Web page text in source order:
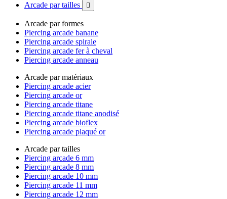
Arcade par tailles 
Arcade par formes
Piercing arcade banane
Piercing arcade spirale
Piercing arcade fer à cheval
Piercing arcade anneau
Arcade par matériaux
Piercing arcade acier
Piercing arcade or
Piercing arcade titane
Piercing arcade titane anodisé
Piercing arcade bioflex
Piercing arcade plaqué or
Arcade par tailles
Piercing arcade 6 mm
Piercing arcade 8 mm
Piercing arcade 10 mm
Piercing arcade 11 mm
Piercing arcade 12 mm